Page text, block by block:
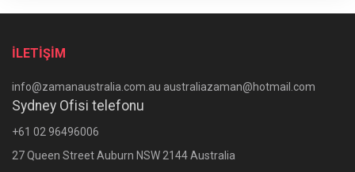
İLETİŞİM
info@zamanaustralia.com.au australiazaman@hotmail.com
Sydney Ofisi telefonu
+61 02 96496006
27 Queen Street Auburn NSW 2144 Australia